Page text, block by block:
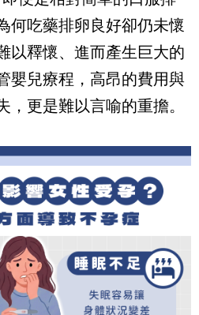
何吃藥排卵良好卻仍未懷
以釋懷、進而產生巨大的
嬰兒療程，高昂的費用與
，更是難以言喻的重擔。